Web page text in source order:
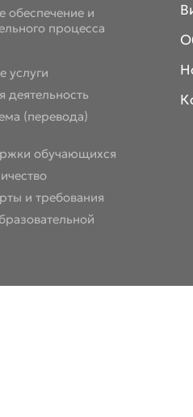
обеспечение и
процесса
услуги
деятельность
(перевода)
обучающихся
и требования